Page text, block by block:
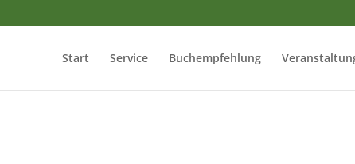
Start Service Buchempfehlung